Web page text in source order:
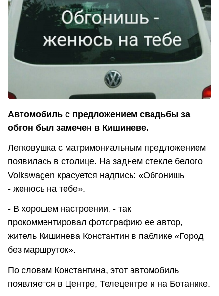
Автомобиль с предложением свадьбы за
обгон был замечен в Кишиневе.
Легковушка с матримониальным предложением
появилась в столице. На заднем стекле белого
Volkswagen красуется надпись: «Обгонишь
- женюсь на тебе».
- В хорошем настроении, - так
прокомментировал фотографию ее автор,
житель Кишинева Константин в паблике «Город
без маршруток».
По словам Константина, этот автомобиль
появляется в Центре, Телецентре и на Ботанике.